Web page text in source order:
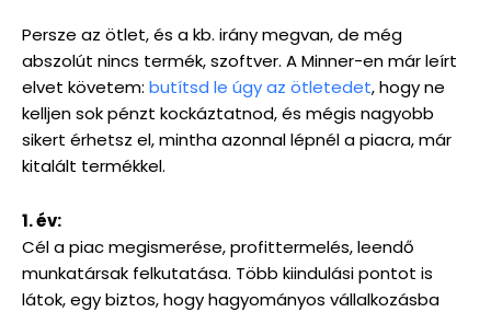
Persze az ötlet, és a kb. irány megvan, de még
abszolút nincs termék, szoftver. A Minner-en már leírt
elvet követem: butítsd le úgy az ötletedet, hogy ne
kelljen sok pénzt kockáztatnod, és mégis nagyobb
sikert érhetsz el, mintha azonnal lépnél a piacra, már
kitalált termékkel.
1. év:
Cél a piac megismerése, profittermelés, leendő
munkatársak felkutatása. Több kiindulási pontot is
látok, egy biztos, hogy hagyományos vállalkozásba